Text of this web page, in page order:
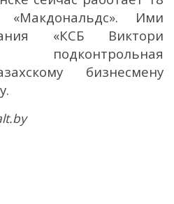
«Макдональдс». Ими
«КСБ Виктори
бизнесмену